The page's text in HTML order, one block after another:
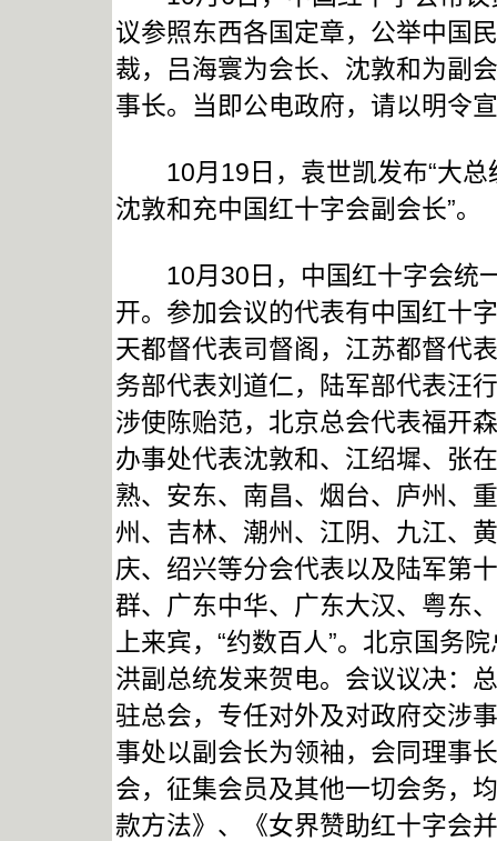
议参照东西各国定章，公举中国
裁，吕海寰为会长、沈敦和为副
事长。当即公电政府，请以明令
10月19日，袁世凯发布“大总
沈敦和充中国红十字会副会长”。
10月30日，中国红十字会统一
开。参加会议的代表有中国红十
天都督代表司督阁，江苏都督代
务部代表刘道仁，陆军部代表汪
涉使陈贻范，北京总会代表福开
办事处代表沈敦和、江绍墀、张
熟、安东、南昌、烟台、庐州、
州、吉林、潮州、江阴、九江、
庆、绍兴等分会代表以及陆军第
群、广东中华、广东大汉、粤东
上来宾，“约数百人”。北京国务
洪副总统发来贺电。会议议决：
驻总会，专任对外及对政府交涉
事处以副会长为领袖，会同理事
会，征集会员及其他一切会务，
款方法》、《女界赞助红十字会